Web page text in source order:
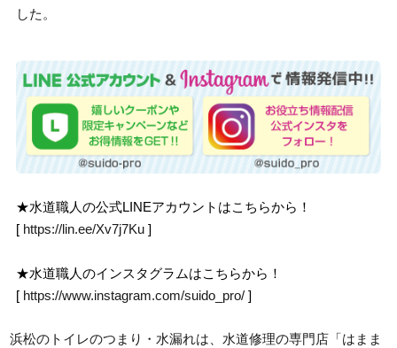
した。
★水道職人の公式LINEアカウントはこちらから！
[ https://lin.ee/Xv7j7Ku ]
★水道職人のインスタグラムはこちらから！
[ https://www.instagram.com/suido_pro/ ]
浜松のトイレのつまり・水漏れは、水道修理の専門店「はまま